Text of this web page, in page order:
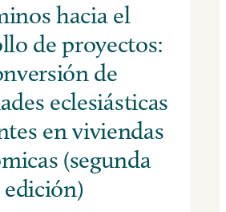
hacia el
de proyectos:
de
eclesiásticas
en viviendas
(segunda
edición)